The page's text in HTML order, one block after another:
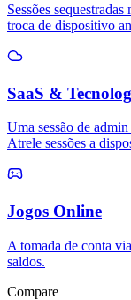
Sessões
troca de dispositivo
SaaS &
Uma sessão de
Atrele sessões a
Jogos Online
A tomada de conta
saldos.
Compare